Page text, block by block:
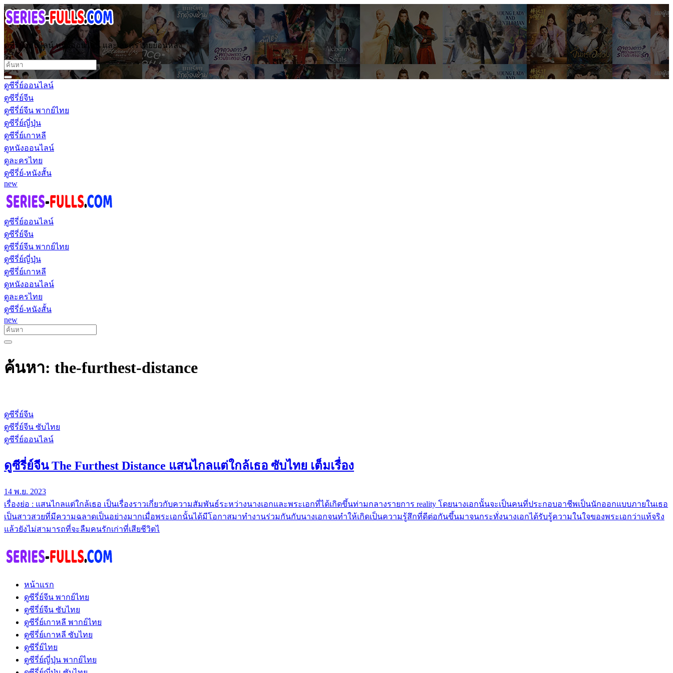
ดูซีรี่ย์ออนไลน์ หนังออนไลน์ และ ละครไทยย้อนหลัง
ดูซีรี่ย์ออนไลน์
ดูซีรี่ย์จีน
ดูซีรี่ย์จีน พากย์ไทย
ดูซีรี่ย์ญี่ปุ่น
ดูซีรี่ย์เกาหลี
ดูหนังออนไลน์
ดูละครไทย
ดูซีรี่ย์-หนังสั้น
new
ดูซีรี่ย์ออนไลน์
ดูซีรี่ย์จีน
ดูซีรี่ย์จีน พากย์ไทย
ดูซีรี่ย์ญี่ปุ่น
ดูซีรี่ย์เกาหลี
ดูหนังออนไลน์
ดูละครไทย
ดูซีรี่ย์-หนังสั้น
new
ค้นหา: the-furthest-distance
ดูซีรี่ย์จีน
ดูซีรี่ย์จีน ซับไทย
ดูซีรี่ย์ออนไลน์
ดูซีรี่ย์จีน The Furthest Distance แสนไกลแต่ใกล้เธอ ซับไทย เต็มเรื่อง
14 พ.ย. 2023
เรื่องย่อ : แสนไกลแต่ใกล้เธอ เป็นเรื่องราวเกี่ยวกับความสัมพันธ์ระหว่างนางเอกและพระเอกที่ได้เกิดขึ้นท่ามกลางรายการ reality โดยนางเอกนั้นจะเป็นคนที่ประกอบอาชีพเป็นนักออกแบบภายในเธอ
เป็นสาวสวยที่มีความฉลาดเป็นอย่างมากเมื่อพระเอกนั้นได้มีโอกาสมาทำงานร่วมกันกับนางเอกจนทำให้เกิดเป็นความรู้สึกที่ดีต่อกันขึ้นมาจนกระทั่งนางเอกได้รับรู้ความในใจของพระเอกว่าแท้จริง
แล้วยังไม่สามารถที่จะลืมคนรักเก่าที่เสียชีวิตไ
หน้าแรก
ดูซีรี่ย์จีน พากย์ไทย
ดูซีรี่ย์จีน ซับไทย
ดูซีรี่ย์เกาหลี พากย์ไทย
ดูซีรี่ย์เกาหลี ซับไทย
ดูซีรี่ย์ไทย
ดูซีรี่ย์ญี่ปุ่น พากย์ไทย